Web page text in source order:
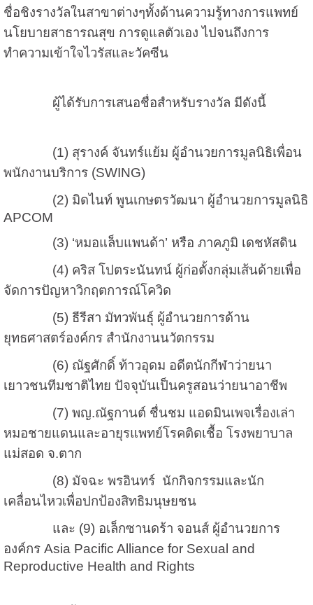
ชื่อชิงรางวัลในสาขาต่างๆทั้งด้านความรู้ทางการแพทย์
นโยบายสาธารณสุข การดูแลตัวเอง ไปจนถึงการ
ทำความเข้าใจไวรัสและวัคซีน
ผู้ได้รับการเสนอชื่อสำหรับรางวัล มีดังนี้
(1) สุรางค์ จันทร์แย้ม ผู้อำนวยการมูลนิธิเพื่อน
พนักงานบริการ (SWING)
(2) มิดไนท์ พูนเกษตรวัฒนา ผู้อำนวยการมูลนิธิ
APCOM
(3) ‘หมอแล็บแพนด้า’ หรือ ภาคภูมิ เดชหัสดิน
(4) คริส โปตระนันทน์ ผู้ก่อตั้งกลุ่มเส้นด้ายเพื่อ
จัดการปัญหาวิกฤตการณ์โควิด
(5) ธีรีสา มัทวพันธุ์ ผู้อำนวยการด้าน
ยุทธศาสตร์องค์กร สำนักงานนวัตกรรม
(6) ณัฐศักดิ์ ท้าวอุดม อดีตนักกีฬาว่ายนา
เยาวชนทีมชาติไทย ปัจจุบันเป็นครูสอนว่ายนาอาชีพ
(7) พญ.ณัฐกานต์ ชื่นชม แอดมินเพจเรื่องเล่า
หมอชายแดนและอายุรแพทย์โรคติดเชื้อ โรงพยาบาล
แม่สอด จ.ตาก
(8) มัจฉะ พรอินทร์ นักกิจกรรมและนัก
เคลื่อนไหวเพื่อปกป้องสิทธิมนุษยชน
และ (9) อเล็กซานดร้า จอนส์ ผู้อำนวยการ
องค์กร Asia Pacific Alliance for Sexual and
Reproductive Health and Rights